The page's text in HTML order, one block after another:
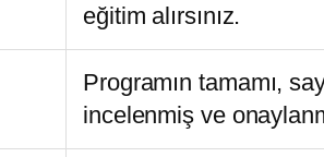
eğitim alırsınız.
Programın tamamı,
incelenmiş ve